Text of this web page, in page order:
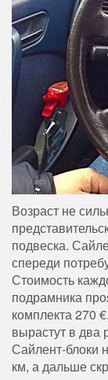
Возраст не
подвеска.
спереди
Стоимость
подрамника
комплекта 270
вырастут в два
Сайлент-блоки
км, а дальше